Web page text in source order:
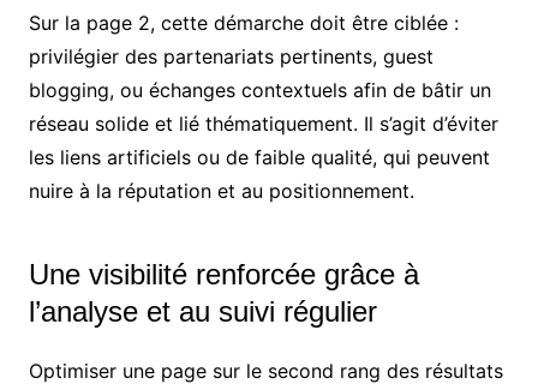
Sur la page 2, cette démarche doit être ciblée :
privilégier des partenariats pertinents, guest
blogging, ou échanges contextuels afin de bâtir un
réseau solide et lié thématiquement. Il s’agit d’éviter
les liens artificiels ou de faible qualité, qui peuvent
nuire à la réputation et au positionnement.
Une visibilité renforcée grâce à
l’analyse et au suivi régulier
Optimiser une page sur le second rang des résultats